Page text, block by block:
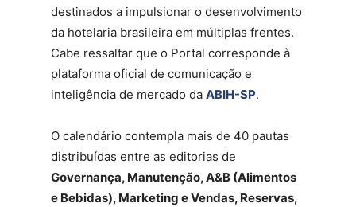
destinados a impulsionar o desenvolvimento
da hotelaria brasileira em múltiplas frentes.
Cabe ressaltar que o Portal corresponde à
plataforma oficial de comunicação e
inteligência de mercado da ABIH-SP.
O calendário contempla mais de 40 pautas
distribuídas entre as editorias de
Governança, Manutenção, A&B (Alimentos
e Bebidas), Marketing e Vendas, Reservas,